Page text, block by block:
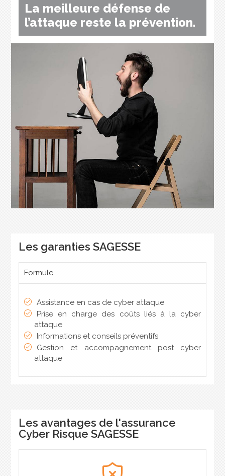
La meilleure défense de
l’attaque reste la prévention.
Les garanties SAGESSE
Formule
Assistance en cas de cyber attaque
Prise en charge des coûts liés à la cyber
attaque
Informations et conseils préventifs
Gestion et accompagnement post cyber
attaque
Les avantages de l'assurance
Cyber Risque SAGESSE